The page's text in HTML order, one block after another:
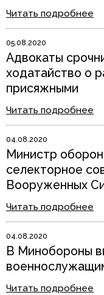
Читать подробнее
05.08.2020
Адвокаты
ходатайство о
присяжными
Читать подробнее
04.08.2020
Министр
селекторное
Вооруженных
Читать подробнее
04.08.2020
В Минобороны
Читать подробнее